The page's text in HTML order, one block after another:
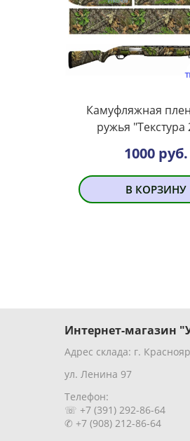
Камуфляжная
ружья "Текстура
1000 руб.
В КОРЗИНУ
Интернет-магазин
Адрес склада: г.
ул. Ленина 97
Телефон:
☏ +7 (391) 292-86-64
✆ +7 (908) 212-86-64